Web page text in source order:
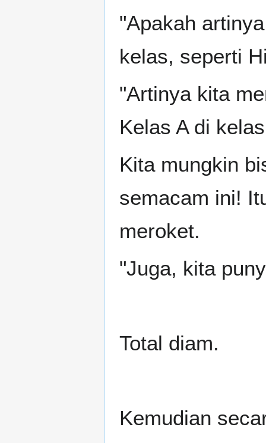
"Apakah
kelas, seperti
"Artinya kita
Kelas A di
Kita mungkin
semacam ini!
meroket.
"Juga, kita
Total diam.
Kemudian